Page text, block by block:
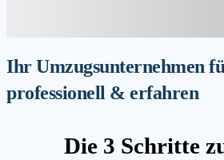
Ihr Umzugsunternehmen
professionell & erfahren
Die 3 Schritte